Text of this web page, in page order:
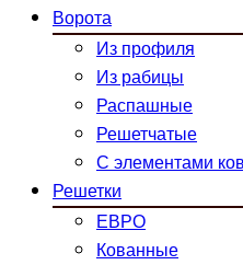
Ворота
Из профиля
Из рабицы
Распашные
Решетчатые
С элементами
Решетки
ЕВРО
Кованные